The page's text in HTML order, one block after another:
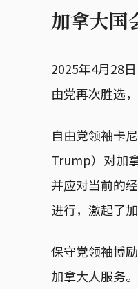
加拿大国
2025年4月28
由党再次胜选
自由党领袖卡
Trump）对加
并应对当前的
进行，激起了
保守党领袖博
加拿大人服务